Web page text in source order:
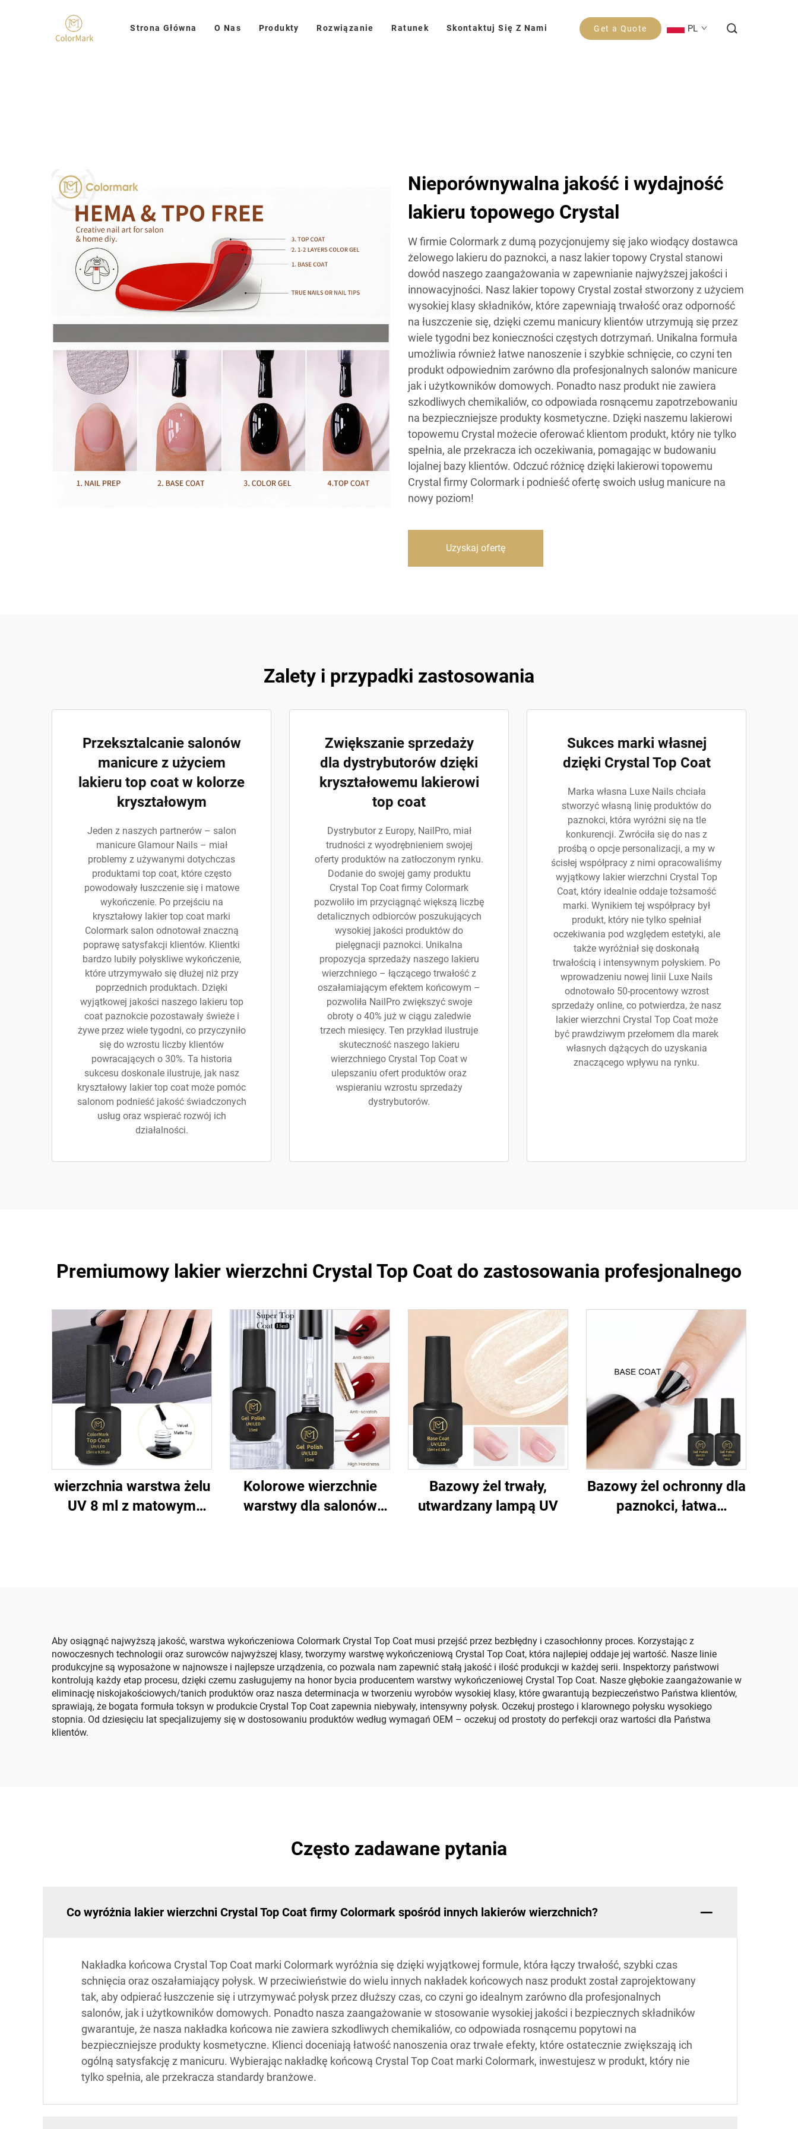
Strona Główna O Nas Produkty Rozwiązanie Ratunek Skontaktuj Się Z Nami Get a Quote PL
Nieporównywalna jakość i wydajność
lakieru topowego Crystal
W firmie Colormark z dumą pozycjonujemy się jako wiodący dostawca
żelowego lakieru do paznokci, a nasz lakier topowy Crystal stanowi
dowód naszego zaangażowania w zapewnianie najwyższej jakości i
innowacyjności. Nasz lakier topowy Crystal został stworzony z użyciem
wysokiej klasy składników, które zapewniają trwałość oraz odporność
na łuszczenie się, dzięki czemu manicury klientów utrzymują się przez
wiele tygodni bez konieczności częstych dotrzymań. Unikalna formuła
umożliwia również łatwe nanoszenie i szybkie schnięcie, co czyni ten
produkt odpowiednim zarówno dla profesjonalnych salonów manicure
jak i użytkowników domowych. Ponadto nasz produkt nie zawiera
szkodliwych chemikaliów, co odpowiada rosnącemu zapotrzebowaniu
na bezpieczniejsze produkty kosmetyczne. Dzięki naszemu lakierowi
topowemu Crystal możecie oferować klientom produkt, który nie tylko
spełnia, ale przekracza ich oczekiwania, pomagając w budowaniu
lojalnej bazy klientów. Odczuć różnicę dzięki lakierowi topowemu
Crystal firmy Colormark i podnieść ofertę swoich usług manicure na
nowy poziom!
Uzyskaj ofertę
Zalety i przypadki zastosowania
Przeksztalcanie salonów
manicure z użyciem
lakieru top coat w kolorze
kryształowym
Jeden z naszych partnerów – salon
manicure Glamour Nails – miał
problemy z używanymi dotychczas
produktami top coat, które często
powodowały łuszczenie się i matowe
wykończenie. Po przejściu na
kryształowy lakier top coat marki
Colormark salon odnotował znaczną
poprawę satysfakcji klientów. Klientki
bardzo lubiły połyskliwe wykończenie,
które utrzymywało się dłużej niż przy
poprzednich produktach. Dzięki
wyjątkowej jakości naszego lakieru top
coat paznokcie pozostawały świeże i
żywe przez wiele tygodni, co przyczyniło
się do wzrostu liczby klientów
powracających o 30%. Ta historia
sukcesu doskonale ilustruje, jak nasz
kryształowy lakier top coat może pomóc
salonom podnieść jakość świadczonych
usług oraz wspierać rozwój ich
działalności.
Zwiększanie sprzedaży
dla dystrybutorów dzięki
kryształowemu lakierowi
top coat
Dystrybutor z Europy, NailPro, miał
trudności z wyodrębnieniem swojej
oferty produktów na zatłoczonym rynku.
Dodanie do swojej gamy produktu
Crystal Top Coat firmy Colormark
pozwoliło im przyciągnąć większą liczbę
detalicznych odbiorców poszukujących
wysokiej jakości produktów do
pielęgnacji paznokci. Unikalna
propozycja sprzedaży naszego lakieru
wierzchniego – łączącego trwałość z
oszałamiającym efektem końcowym –
pozwoliła NailPro zwiększyć swoje
obroty o 40% już w ciągu zaledwie
trzech miesięcy. Ten przykład ilustruje
skuteczność naszego lakieru
wierzchniego Crystal Top Coat w
ulepszaniu ofert produktów oraz
wspieraniu wzrostu sprzedaży
dystrybutorów.
Sukces marki własnej
dzięki Crystal Top Coat
Marka własna Luxe Nails chciała
stworzyć własną linię produktów do
paznokci, która wyróżni się na tle
konkurencji. Zwróciła się do nas z
prośbą o opcje personalizacji, a my w
ścisłej współpracy z nimi opracowaliśmy
wyjątkowy lakier wierzchni Crystal Top
Coat, który idealnie oddaje tożsamość
marki. Wynikiem tej współpracy był
produkt, który nie tylko spełniał
oczekiwania pod względem estetyki, ale
także wyróżniał się doskonałą
trwałością i intensywnym połyskiem. Po
wprowadzeniu nowej linii Luxe Nails
odnotowało 50-procentowy wzrost
sprzedaży online, co potwierdza, że nasz
lakier wierzchni Crystal Top Coat może
być prawdziwym przełomem dla marek
własnych dążących do uzyskania
znaczącego wpływu na rynku.
Premiumowy lakier wierzchni Crystal Top Coat do zastosowania profesjonalnego
wierzchnia warstwa żelu
UV 8 ml z matowym
Kolorowe wierzchnie
warstwy dla salonów
Bazowy żel trwały,
utwardzany lampą UV
Bazowy żel ochronny dla
paznokci, łatwa
Aby osiągnąć najwyższą jakość, warstwa wykończeniowa Colormark Crystal Top Coat musi przejść przez bezbłędny i czasochłonny proces. Korzystając z
nowoczesnych technologii oraz surowców najwyższej klasy, tworzymy warstwę wykończeniową Crystal Top Coat, która najlepiej oddaje jej wartość. Nasze linie
produkcyjne są wyposażone w najnowsze i najlepsze urządzenia, co pozwala nam zapewnić stałą jakość i ilość produkcji w każdej serii. Inspektorzy państwowi
kontrolują każdy etap procesu, dzięki czemu zasługujemy na honor bycia producentem warstwy wykończeniowej Crystal Top Coat. Nasze głębokie zaangażowanie w
eliminację niskojakościowych/tanich produktów oraz nasza determinacja w tworzeniu wyrobów wysokiej klasy, które gwarantują bezpieczeństwo Państwa klientów,
sprawiają, że bogata formuła toksyn w produkcie Crystal Top Coat zapewnia niebywały, intensywny połysk. Oczekuj prostego i klarownego połysku wysokiego
stopnia. Od dziesięciu lat specjalizujemy się w dostosowaniu produktów według wymagań OEM – oczekuj od prostoty do perfekcji oraz wartości dla Państwa
klientów.
Często zadawane pytania
Co wyróżnia lakier wierzchni Crystal Top Coat firmy Colormark spośród innych lakierów wierzchnich?
Nakładka końcowa Crystal Top Coat marki Colormark wyróżnia się dzięki wyjątkowej formule, która łączy trwałość, szybki czas
schnięcia oraz oszałamiający połysk. W przeciwieństwie do wielu innych nakładek końcowych nasz produkt został zaprojektowany
tak, aby odpierać łuszczenie się i utrzymywać połysk przez dłuższy czas, co czyni go idealnym zarówno dla profesjonalnych
salonów, jak i użytkowników domowych. Ponadto nasza zaangażowanie w stosowanie wysokiej jakości i bezpiecznych składników
gwarantuje, że nasza nakładka końcowa nie zawiera szkodliwych chemikaliów, co odpowiada rosnącemu popytowi na
bezpieczniejsze produkty kosmetyczne. Klienci doceniają łatwość nanoszenia oraz trwałe efekty, które ostatecznie zwiększają ich
ogólną satysfakcję z manicuru. Wybierając nakładkę końcową Crystal Top Coat marki Colormark, inwestujesz w produkt, który nie
tylko spełnia, ale przekracza standardy branżowe.